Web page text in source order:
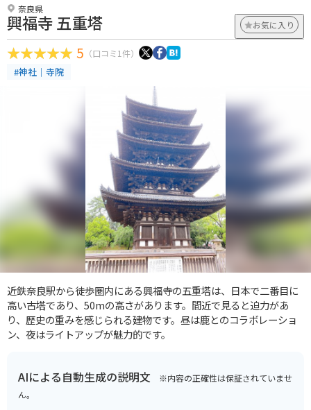
奈良県
興福寺 五重塔 お気に入り
5 （口コミ1件）
#神社｜寺院
近鉄奈良駅から徒歩圏内にある興福寺の五重塔は、日本で二番目に
高い古塔であり、50mの高さがあります。間近で見ると迫力があ
り、歴史の重みを感じられる建物です。昼は鹿とのコラボレーショ
ン、夜はライトアップが魅力的です。
AIによる自動生成の説明文 ※内容の正確性は保証されていませ
ん。